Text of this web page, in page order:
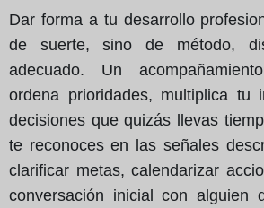
Dar forma a tu desarrollo
de suerte, sino de método,
adecuado. Un
ordena prioridades, multiplica tu
decisiones que quizás llevas
te reconoces en las señales
clarificar metas, calendarizar
conversación inicial con alguien